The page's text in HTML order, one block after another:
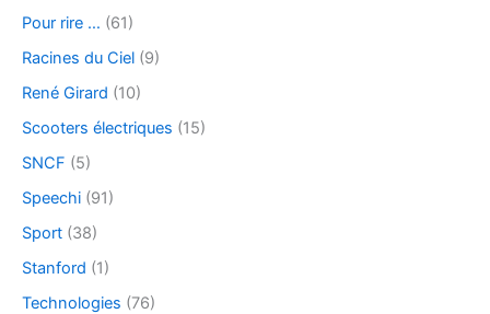
Pour rire … (61)
Racines du Ciel (9)
René Girard (10)
Scooters électriques (15)
SNCF (5)
Speechi (91)
Sport (38)
Stanford (1)
Technologies (76)